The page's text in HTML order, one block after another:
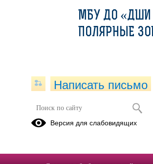
Директор
МБУ ДО «ДШИ
ПОЛЯРНЫЕ
Написать письмо
Версия для слабовидящих